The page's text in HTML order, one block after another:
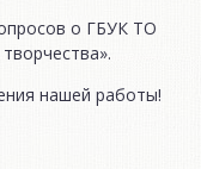
о ГБУК ТО
нашей работы!